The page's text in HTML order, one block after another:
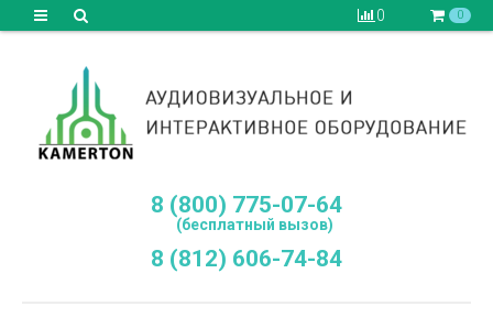
0 0
8 (800) 775-07-64
(бесплатный вызов)
8 (812) 606-74-84